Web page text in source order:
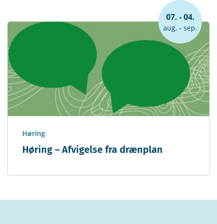
07. - 04.
aug. - sep.
Høring
Høring – Afvigelse fra drænplan